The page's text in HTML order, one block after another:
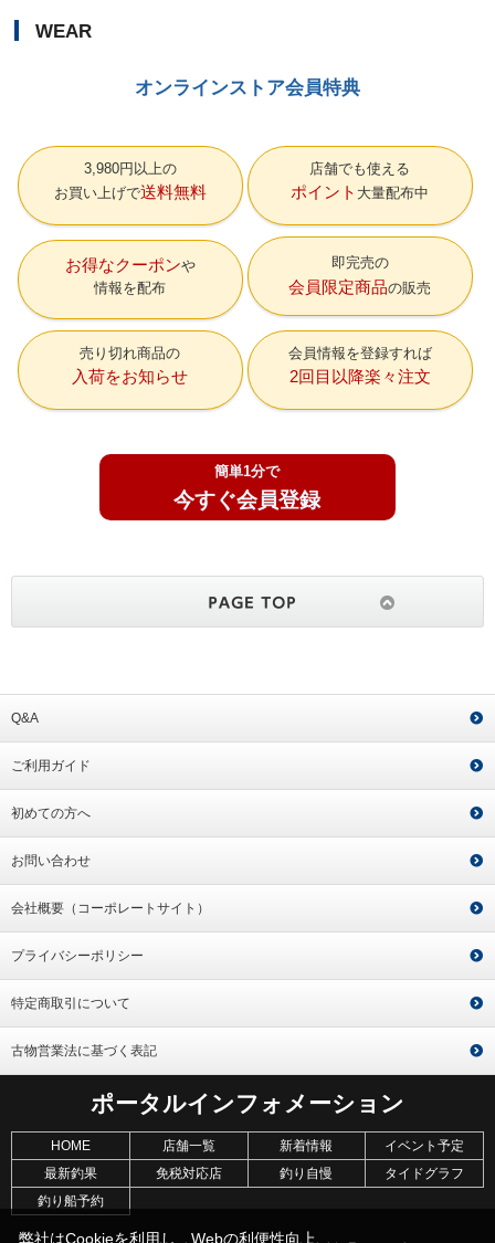
WEAR
オンラインストア会員特典
3,980円以上の
お買い上げで送料無料
店舗でも使える
ポイント 大量配布中
お得なクーポン
情報を配布
即完売の
会員限定商品の販売
売り切れ商品の
入荷をお知らせ
会員情報を登録すれば
2回目以降楽々注文
簡単1分で
今すぐ会員登録
Q&A
ご利用ガイド
初めての方へ
お問い合わせ
会社概要（コーポレートサイト）
プライバシーポリシー
特定商取引について
古物営業法に基づく表記
ポータルインフォメーション
HOME 店舗一覧 新着情報
イベント予定
最新釣果
免税対応店 釣り自慢
タイドグラフ
釣り船予約
弊社はCookieを利用し、Webの利便性向上